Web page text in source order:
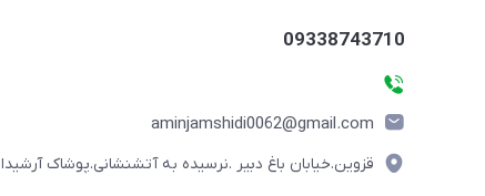
09338743710
aminjamshidi0062@gmail.com
قزوین.خیابان باغ دبیر .نرسیده به آتشنشانی.پوشاک آرشیدا